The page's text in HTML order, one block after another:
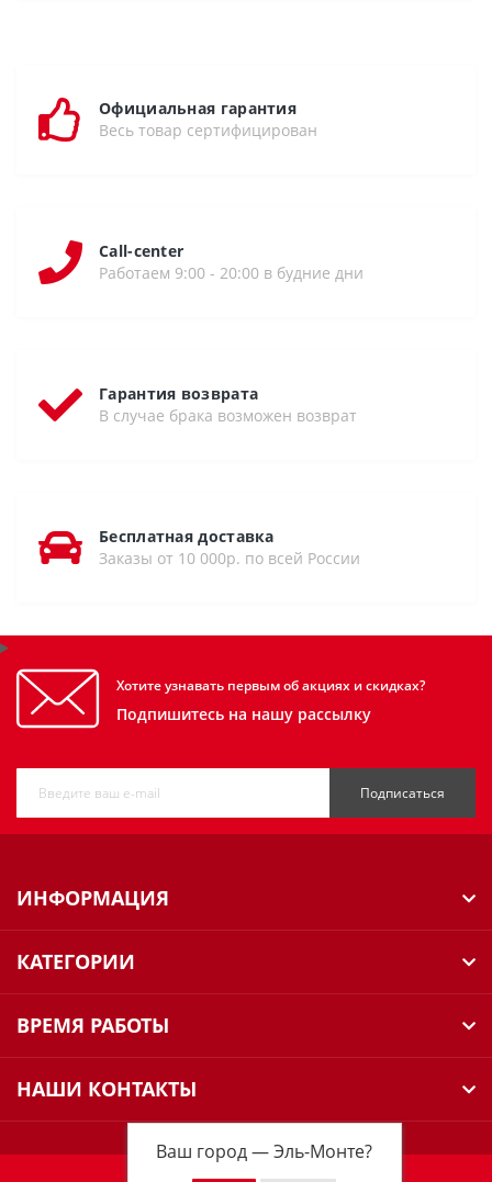
Ваш город —Эль-Монте?
Официальная гарантия
Весь товар сертифицирован
Call-center
Работаем 9:00 - 20:00 в будние дни
Гарантия возврата
В случае брака возможен возврат
Бесплатная доставка
Заказы от 10 000р. по всей России
Хотите узнавать первым об акциях и скидках?
Подпишитесь на нашу рассылку
Подписаться
ИНФОРМАЦИЯ
КАТЕГОРИИ
ВРЕМЯ РАБОТЫ
НАШИ КОНТАКТЫ